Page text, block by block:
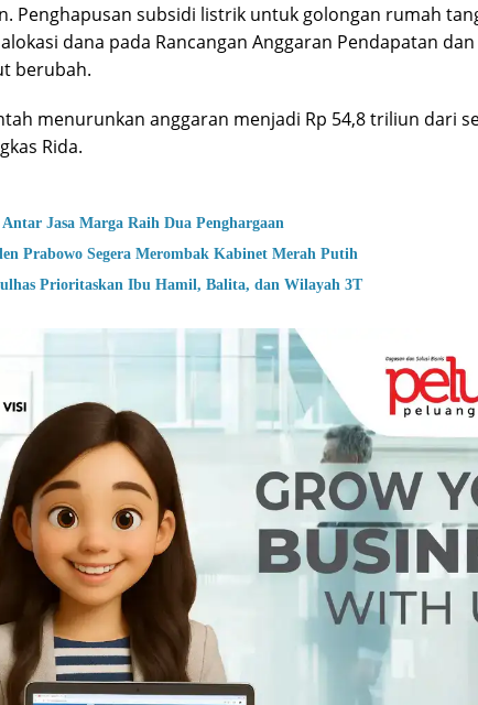
Penghapusan subsidi listrik untuk golongan rumah
dana pada Rancangan Anggaran Pendapatan
berubah.
menurunkan anggaran menjadi Rp 54,8 triliun dari
Rida.
Jasa Marga Raih Dua Penghargaan
Prabowo Segera Merombak Kabinet Merah Putih
Prioritaskan Ibu Hamil, Balita, dan Wilayah 3T